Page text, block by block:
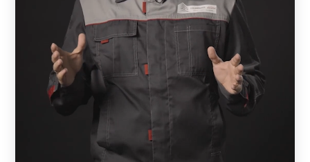
участка можно наблюдать за прилегающей к
забору территорией, а сам участок будет скрыт.
Кирпичный забор с данной моделью позволяет
проникать на участок солнечному свету и
способствует хорошей циркуляции воздуха, что
благотворно влияет на садовые растения.
Конструкция не требует дополнительной отделки.